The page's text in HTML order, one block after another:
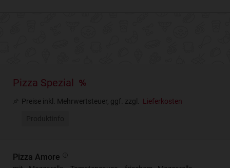
Pizza Spezial
Preise inkl. Mehrwertsteuer, ggf. zzgl. Lieferkosten
Pizza Amore